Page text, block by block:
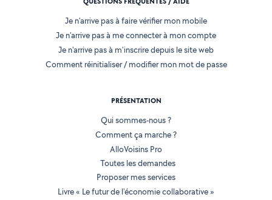
Je n'arrive pas à faire vérifier mon mobile
Je n'arrive pas à me connecter à mon compte
Je n'arrive pas à m'inscrire depuis le site web
Comment réinitialiser / modifier mon mot de passe
PRÉSENTATION
Qui sommes-nous ?
Comment ça marche ?
AlloVoisins Pro
Toutes les demandes
Proposer mes services
Livre « Le futur de l'économie collaborative »